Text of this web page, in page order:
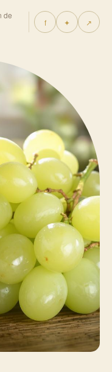
de
f ✦ ↗